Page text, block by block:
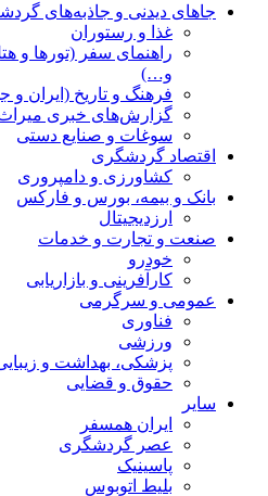
جاهای دیدنی و جاذبه‌های
غذا و رستوران
راهنمای سفر (تورها و
و…)
فرهنگ و تاریخ (ایران و
گزارش‌های خبری
سوغات و صنایع دستی
اقتصاد گردشگری
کشاورزی و دامپروری
بانک و بیمه، بورس و فارکس
ارزدیجیتال
صنعت و تجارت و خدمات
خودرو
کارآفرینی و بازاریابی
عمومی و سرگرمی
فناوری
ورزشی
پزشکی، بهداشت و
حقوق و قضایی
سایر
ایران همسفر
عصر گردشگری
پاسینیک
بلیط اتوبوس